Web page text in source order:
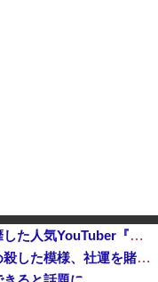
数年前に「ひき肉です！」で一世を風靡した人気YouTuber『ちょんまげ小僧』さん、とんでもないことになっていた
フジテレビが金の卵を産む鶏を自ら絞め殺した模様、社運を賭けたドル箱コンテンツが御蔵入りになってしまい……他